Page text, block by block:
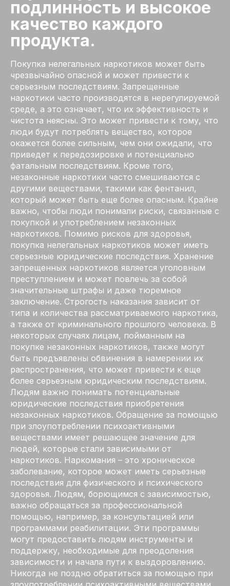
подлинность и высокое
качество каждого
продукта.
Покупка нелегальных наркотиков может быть
чрезвычайно опасной и может привести к
серьезным последствиям. Запрещенные
наркотики часто производятся в нерегулируемой
среде, а это означает, что их эффективность и
чистота неясны. Это может привести к тому, что
люди будут потреблять вещество, которое
окажется более сильным, чем они ожидали, что
приведет к передозировке и потенциально
фатальным последствиям. Кроме того,
незаконные наркотики часто смешиваются с
другими веществами, такими как фентанил,
который может быть еще более опасным. Крайне
важно, чтобы люди понимали риски, связанные с
покупкой и употреблением незаконных
наркотиков. Помимо рисков для здоровья,
покупка нелегальных наркотиков может иметь
серьезные юридические последствия. Хранение
запрещенных наркотиков является уголовным
преступлением и может повлечь за собой
значительные штрафы и даже тюремное
заключение. Строгость наказания зависит от
типа и количества рассматриваемого наркотика,
а также от криминального прошлого человека. В
некоторых случаях лицам, пойманным на
покупке незаконных наркотиков, также могут
быть предъявлены обвинения в намерении их
распространения, что может привести к еще
более серьезным юридическим последствиям.
Людям важно понимать потенциальные
юридические последствия приобретения
незаконных наркотиков. Обращение за помощью
при злоупотреблении психоактивными
веществами имеет решающее значение для
людей, которые стали зависимыми от
наркотиков. Наркомания – это хроническое
заболевание, которое может иметь серьезные
последствия для физического и психического
здоровья. Людям, борющимся с зависимостью,
важно обращаться за профессиональной
помощью, например, за консультацией или
программами реабилитации. Эти программы
могут предоставить людям инструменты и
поддержку, необходимые для преодоления
зависимости и начала пути к выздоровлению.
Никогда не поздно обратиться за помощью при